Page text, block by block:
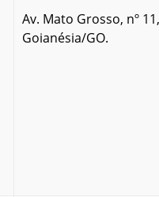
Av. Mato Grosso, nº
Goianésia/GO.